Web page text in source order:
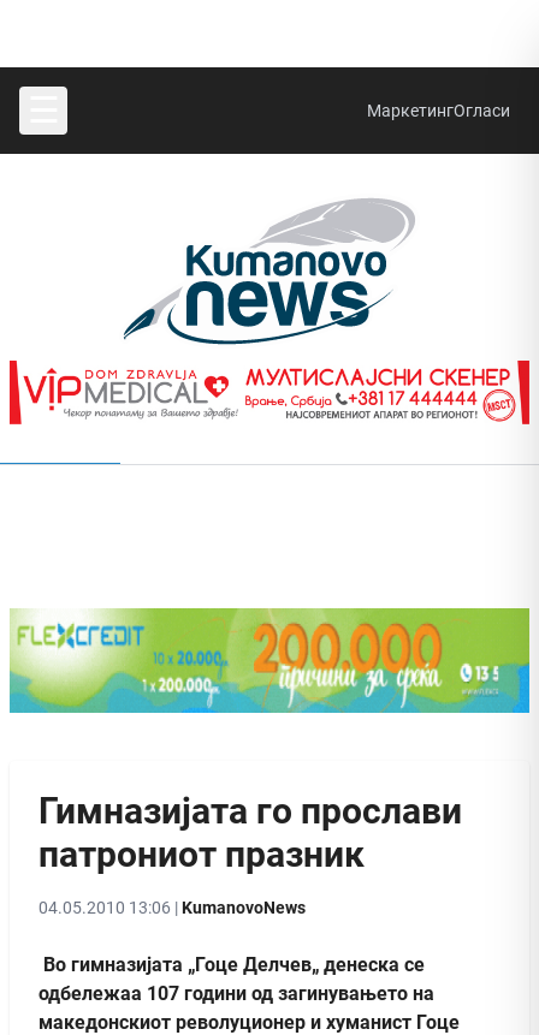
МаркетингОгласи
Гимназијата го прослави
патрониот празник
04.05.2010 13:06 |KumanovoNews
Во гимназијата „Гоце Делчев„ денеска се
одбележаа 107 години од загинувањето на
македонскиот револуционер и хуманист Гоце